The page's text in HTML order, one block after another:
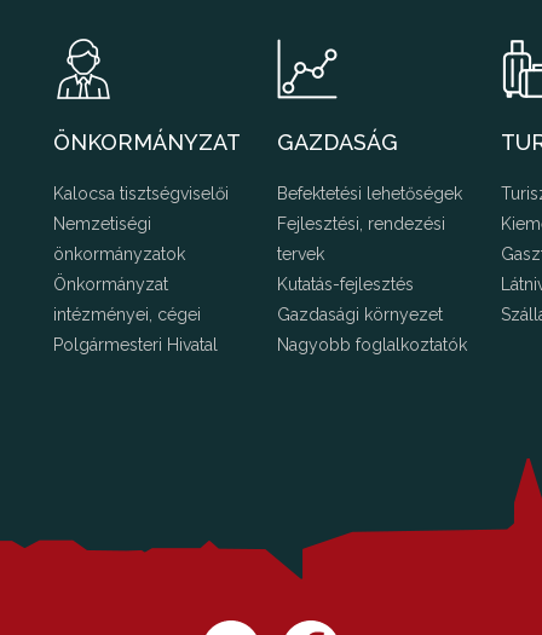
ÖNKORMÁNYZAT
Kalocsa tisztségviselői
Nemzetiségi
önkormányzatok
Önkormányzat
intézményei, cégei
Polgármesteri Hivatal
GAZDASÁG
Befektetési lehetőségek
Fejlesztési, rendezési
tervek
Kutatás-fejlesztés
Gazdasági környezet
Nagyobb foglalkoztatók